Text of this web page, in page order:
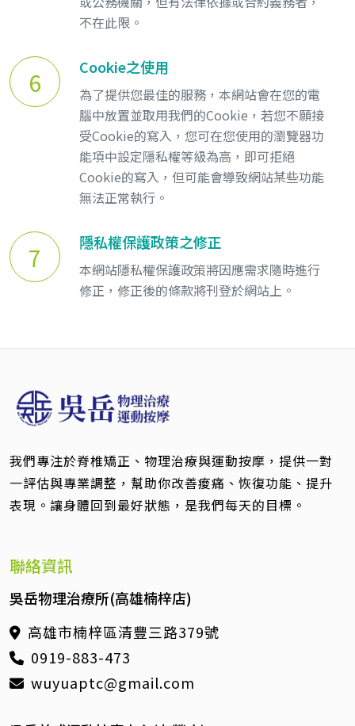
不在此限。
6 Cookie之使用
為了提供您最佳的服務，本網站會在您的電
腦中放置並取用我們的Cookie，若您不願接
受Cookie的寫入，您可在您使用的瀏覽器功
能項中設定隱私權等級為高，即可拒絕
Cookie的寫入，但可能會導致網站某些功能
無法正常執行。
7 隱私權保護政策之修正
本網站隱私權保護政策將因應需求隨時進行
修正，修正後的條款將刊登於網站上。
我們專注於脊椎矯正、物理治療與運動按摩，提供一對
一評估與專業調整，幫助你改善痠痛、恢復功能、提升
表現。讓身體回到最好狀態，是我們每天的目標。
聯絡資訊
吳岳物理治療所(高雄楠梓店)
高雄市楠梓區清豐三路379號
0919-883-473
wuyuaptc@gmail.com